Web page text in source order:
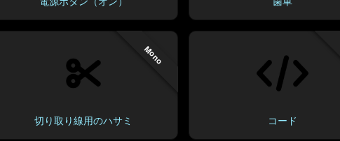
Mono
切り取り線用のハサミ コード